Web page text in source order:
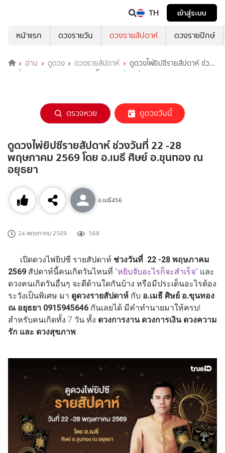
TH
เข้าสู่ระบบ
หน้าแรก
ดวงรายวัน ดวงรายสัปดาห์ ดวงรายปักษ์
อ่าน ดูดวง ดวงรายสัปดาห์
ดูดวงไพ่ยิปซีรายสัปดาห์ ช่วง
วันที่ 22 -28 พฤษภาคม 2569 โดย อ.เมธี ศิษย์ อ.ขุนทอง ณ อยุธยา
ตรวจหวย ดูดวงวันนี้
ดูดวงไพ่ยิปซีรายสัปดาห์ ช่วงวันที่ 22 -28
พฤษภาคม 2569 โดย อ.เมธี ศิษย์ อ.ขุนทอง ณ
อยุธยา
อ.เมธี456
24 พฤษภาคม 2569 568
เปิดดวงไพ่ยิปซี รายสัปดาห์ ช่วงวันที่ 22 -28 พฤษภาคม
2569 สัปดาห์นี้คนเกิดวันไหนที่ "หยิบจับอะไรก็จะสำเร็จ" และ
ดวงคนเกิดวันอื่นๆ จะดีด้านใดกันบ้าง หรือมีประเด็นอะไรต้อง
ระวังเป็นพิเศษ มา ดูดวงรายสัปดาห์ กับ อ.เมธี ศิษย์ อ.ขุนทอง
ณ อยุธยา 0915945646 กันเลยได้ มีคำทำนายมาให้ครบ!
สำหรับคนเกิดทั้ง 7 วัน ทั้ง ดวงการงาน ดวงการเงิน ดวงความ
รัก และ ดวงสุขภาพ